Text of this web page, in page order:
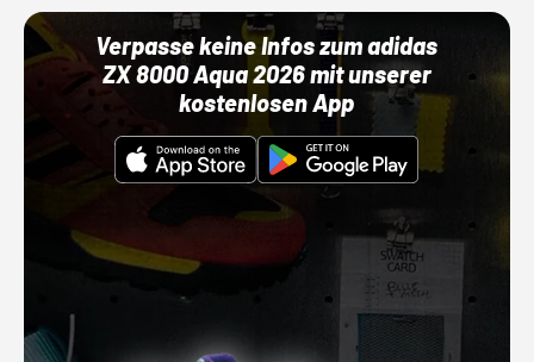
Verpasse keine Infos zum adidas
ZX 8000 Aqua 2026 mit unserer
kostenlosen App